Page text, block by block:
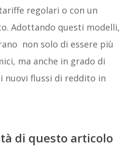
regolari o con un
Adottando questi modelli,
non solo di essere più
ma anche in grado di
nuovi flussi di reddito in
di questo articolo